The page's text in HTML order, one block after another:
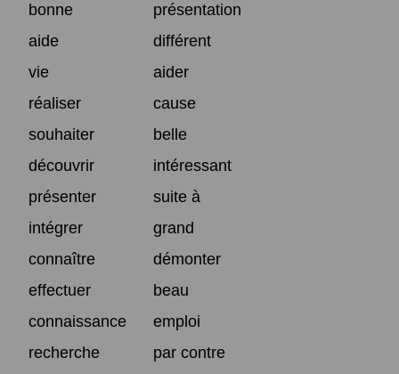
bonne
présentation
aide
différent
vie
aider
réaliser
cause
souhaiter
belle
découvrir
intéressant
présenter
suite à
intégrer
grand
connaître
démonter
effectuer
beau
connaissance
emploi
recherche
par contre